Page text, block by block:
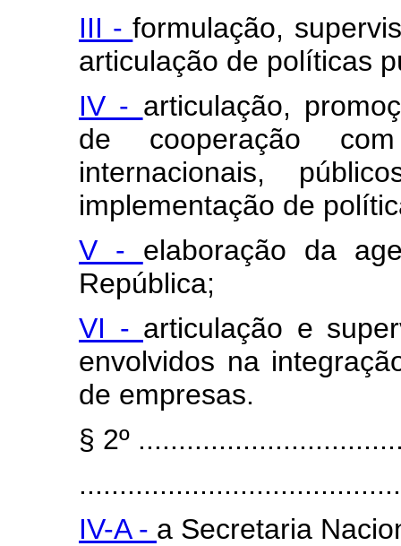
III -formulação,
articulação de políticas
IV - articulação,
de cooperação
internacionais,
implementação de
V - elaboração da
República;
VI - articulação e
envolvidos na
de empresas.
§ 2º
IV-A - a Secretaria